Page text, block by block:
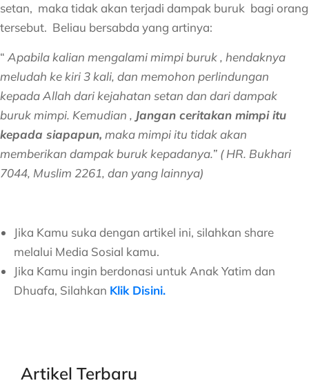
setan, maka tidak akan terjadi dampak buruk bagi orang
tersebut. Beliau bersabda yang artinya:
“ Apabila kalian mengalami mimpi buruk , hendaknya
meludah ke kiri 3 kali, dan memohon perlindungan
kepada Allah dari kejahatan setan dan dari dampak
buruk mimpi. Kemudian , Jangan ceritakan mimpi itu
kepada siapapun, maka mimpi itu tidak akan
memberikan dampak buruk kepadanya.” ( HR. Bukhari
7044, Muslim 2261, dan yang lainnya)
Jika Kamu suka dengan artikel ini, silahkan share
melalui Media Sosial kamu.
Jika Kamu ingin berdonasi untuk Anak Yatim dan
Dhuafa, Silahkan Klik Disini.
Artikel Terbaru